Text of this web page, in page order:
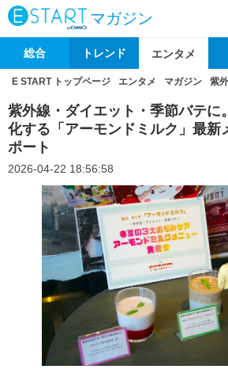
マガジン
総合 トレンド エンタメ
E START トップページ エンタメ マガジン 紫
紫外線・ダイエット・季節バテに
化する「アーモンドミルク」最新
ポート
2026-04-22 18:56:58